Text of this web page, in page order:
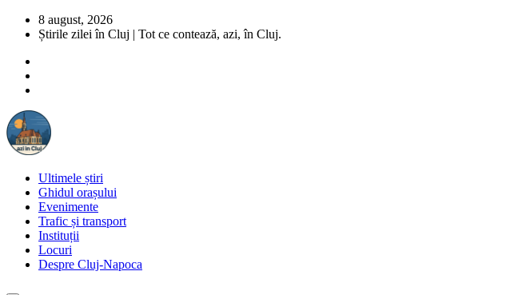
8 august, 2026
Știrile zilei în Cluj | Tot ce contează, azi, în Cluj.
Ultimele știri
Ghidul orașului
Evenimente
Trafic și transport
Instituții
Locuri
Despre Cluj-Napoca